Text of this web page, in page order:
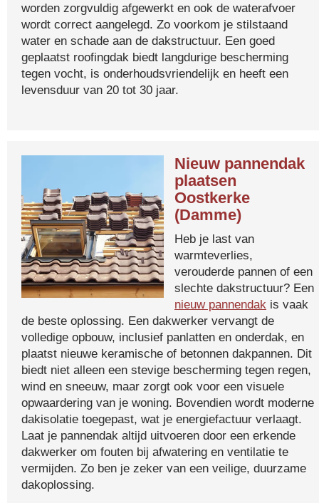
worden zorgvuldig afgewerkt en ook de waterafvoer
wordt correct aangelegd. Zo voorkom je stilstaand
water en schade aan de dakstructuur. Een goed
geplaatst roofingdak biedt langdurige bescherming
tegen vocht, is onderhoudsvriendelijk en heeft een
levensduur van 20 tot 30 jaar.
Nieuw pannendak
plaatsen
Oostkerke
(Damme)
Heb je last van
warmteverlies,
verouderde pannen of een
slechte dakstructuur? Een
nieuw pannendak is vaak
de beste oplossing. Een dakwerker vervangt de
volledige opbouw, inclusief panlatten en onderdak, en
plaatst nieuwe keramische of betonnen dakpannen. Dit
biedt niet alleen een stevige bescherming tegen regen,
wind en sneeuw, maar zorgt ook voor een visuele
opwaardering van je woning. Bovendien wordt moderne
dakisolatie toegepast, wat je energiefactuur verlaagt.
Laat je pannendak altijd uitvoeren door een erkende
dakwerker om fouten bij afwatering en ventilatie te
vermijden. Zo ben je zeker van een veilige, duurzame
dakoplossing.